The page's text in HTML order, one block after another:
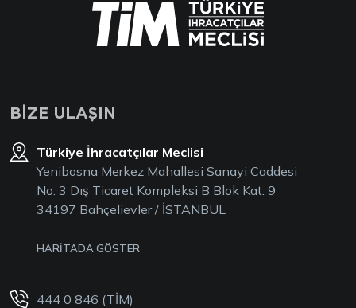
BİZE ULAŞIN
Türkiye İhracatçılar Meclisi
Yenibosna Merkez Mahallesi Sanayi Caddesi
No: 3 Dış Ticaret Kompleksi B Blok Kat: 9
34197 Bahçelievler / İSTANBUL
HARİTADA GÖSTER
444 0 846 (TİM)